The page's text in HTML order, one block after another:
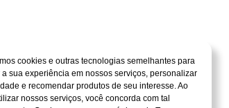
cookies e outras tecnologias semelhantes para
sua experiência em nossos serviços, personalizar
e recomendar produtos de seu interesse. Ao
nossos serviços, você concorda com tal